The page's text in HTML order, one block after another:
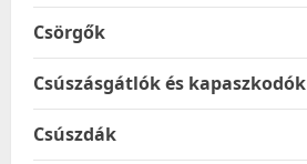
Csörgők
Csúszásgátlók és kapaszkodók
Csúszdák